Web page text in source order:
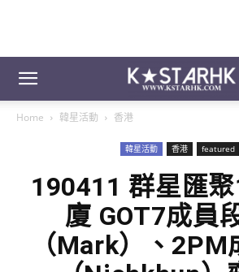
Home 韓星活動 香港
韓星活動 香港 featured
190411 群星匯
廈 GOT7成員
（Mark）、2PM